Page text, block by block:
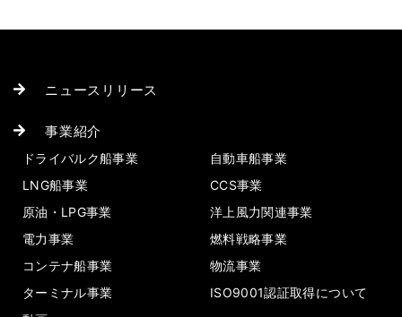
ニュースリリース
事業紹介
ドライバルク船事業
自動車船事業
LNG船事業
CCS事業
原油・LPG事業
洋上風力関連事業
電力事業
燃料戦略事業
コンテナ船事業
物流事業
ターミナル事業
ISO9001認証取得について